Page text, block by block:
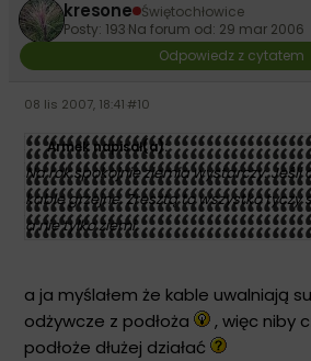
kresone Świętochłowice
Posty: 193 Na forum od: 29 mar 2006
Odpowiedz z cytatem
08 lis 2007, 18:41#10
Armek napisał(a):
Na rok spokojnie ziemia wystarczy. Jeśli
kable grzejne. Zresztą to wszystko
a nie tylko ziemi.
a ja myślałem że kable uwalniają
odżywcze z podłoża
, więc niby
podłoże dłużej działać